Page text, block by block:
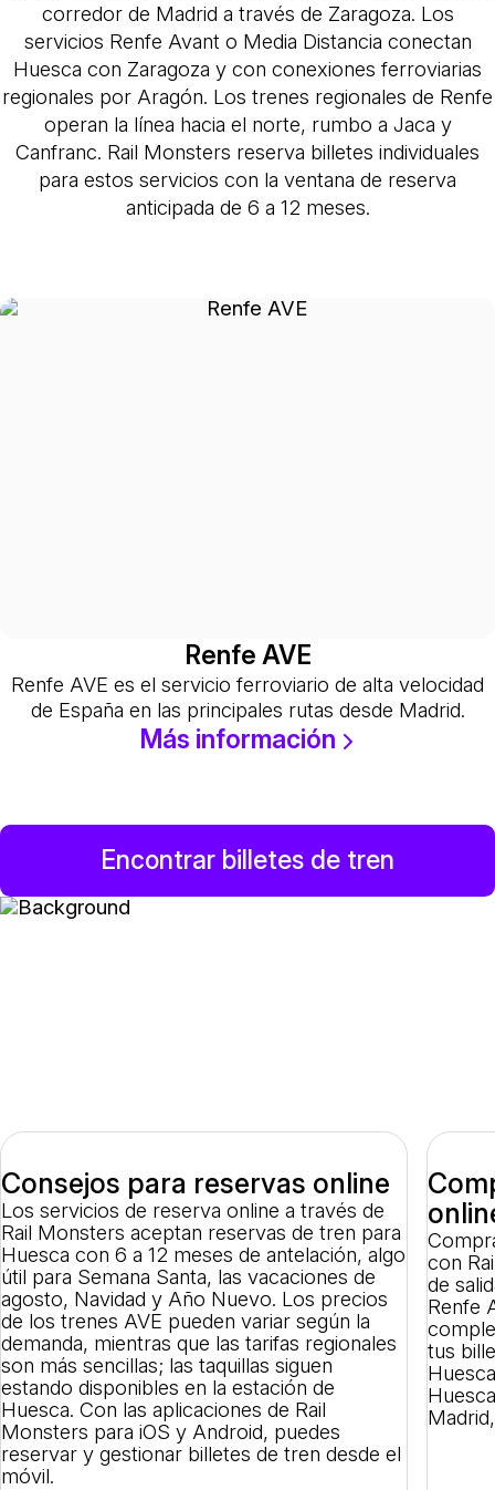
corredor de Madrid a través de Zaragoza. Los
servicios Renfe Avant o Media Distancia conectan
Huesca con Zaragoza y con conexiones ferroviarias
regionales por Aragón. Los trenes regionales de Renfe
operan la línea hacia el norte, rumbo a Jaca y
Canfranc. Rail Monsters reserva billetes individuales
para estos servicios con la ventana de reserva
anticipada de 6 a 12 meses.
Renfe AVE
Renfe AVE es el servicio ferroviario de alta velocidad
de España en las principales rutas desde Madrid.
Más información
Encontrar billetes de tren
Consejos para reservas online
Los servicios de reserva online a través de
Rail Monsters aceptan reservas de tren para
Huesca con 6 a 12 meses de antelación, algo
útil para Semana Santa, las vacaciones de
agosto, Navidad y Año Nuevo. Los precios
de los trenes AVE pueden variar según la
demanda, mientras que las tarifas regionales
son más sencillas; las taquillas siguen
estando disponibles en la estación de
Huesca. Con las aplicaciones de Rail
Monsters para iOS y Android, puedes
reservar y gestionar billetes de tren desde el
móvil.
con
de
Renfe
tus